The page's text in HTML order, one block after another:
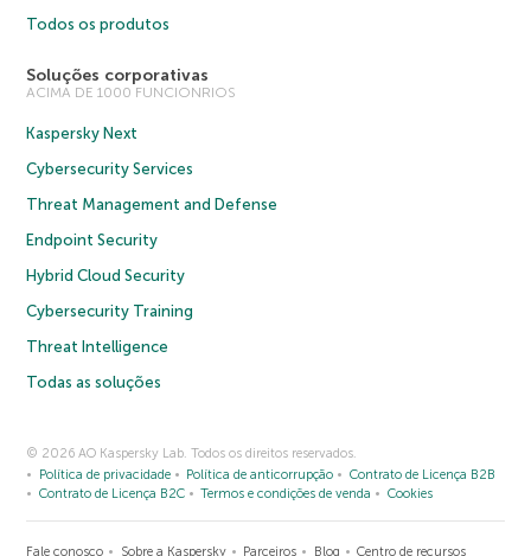
Todos os produtos
Soluções corporativas
ACIMA DE 1000 FUNCIONRIOS
Kaspersky Next
Cybersecurity Services
Threat Management and Defense
Endpoint Security
Hybrid Cloud Security
Cybersecurity Training
Threat Intelligence
Todas as soluções
© 2026 AO Kaspersky Lab. Todos os direitos reservados.
Política de privacidade
Política de anticorrupção
Contrato de Licença B2B
Contrato de Licença B2C
Termos e condições de venda Cookies
Fale conosco Sobre a Kaspersky Parceiros Blog Centro de recursos